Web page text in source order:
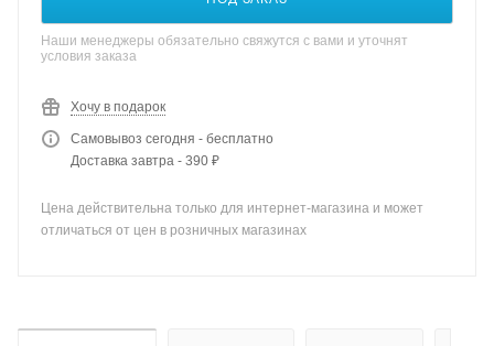
Наши менеджеры обязательно свяжутся с вами и уточнят
условия заказа
Хочу в подарок
Самовывоз сегодня - бесплатно
Доставка завтра - 390 ₽
Цена действительна только для интернет-магазина и может
отличаться от цен в розничных магазинах